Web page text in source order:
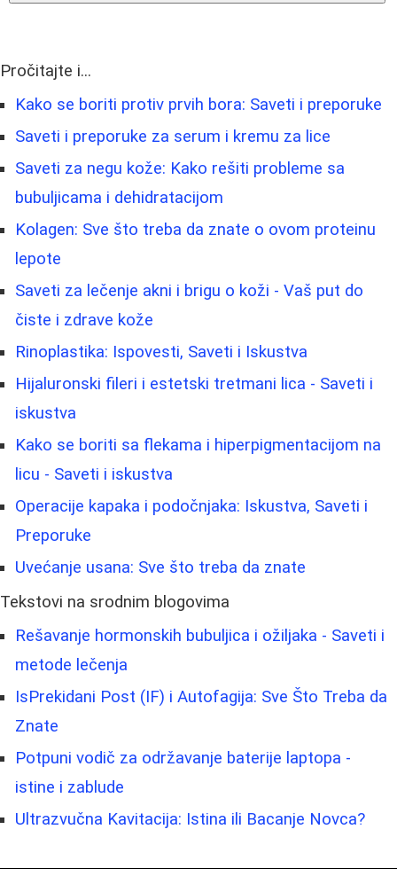
Pročitajte i...
Kako se boriti protiv prvih bora: Saveti i preporuke
Saveti i preporuke za serum i kremu za lice
Saveti za negu kože: Kako rešiti probleme sa
bubuljicama i dehidratacijom
Kolagen: Sve što treba da znate o ovom proteinu
lepote
Saveti za lečenje akni i brigu o koži - Vaš put do
čiste i zdrave kože
Rinoplastika: Ispovesti, Saveti i Iskustva
Hijaluronski fileri i estetski tretmani lica - Saveti i
iskustva
Kako se boriti sa flekama i hiperpigmentacijom na
licu - Saveti i iskustva
Operacije kapaka i podočnjaka: Iskustva, Saveti i
Preporuke
Uvećanje usana: Sve što treba da znate
Tekstovi na srodnim blogovima
Rešavanje hormonskih bubuljica i ožiljaka - Saveti i
metode lečenja
IsPrekidani Post (IF) i Autofagija: Sve Što Treba da
Znate
Potpuni vodič za održavanje baterije laptopa -
istine i zablude
Ultrazvučna Kavitacija: Istina ili Bacanje Novca?